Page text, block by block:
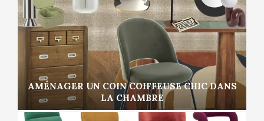
AMÉNAGER UN COIN COIFFEUSE CHIC DANS
LA CHAMBRE